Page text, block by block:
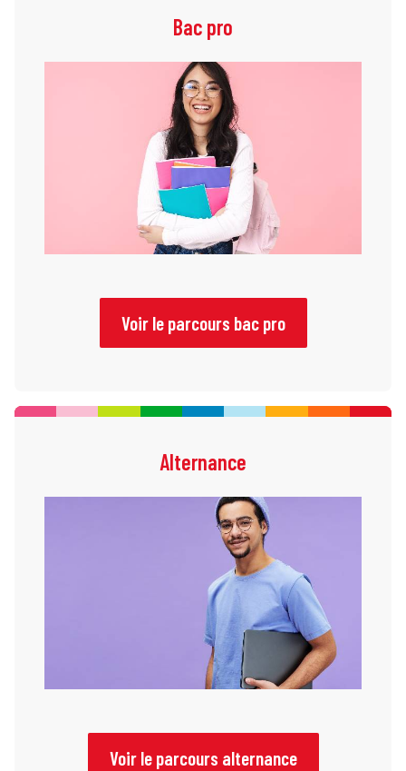
Bac pro
Voir le parcours bac pro
Alternance
Voir le parcours alternance